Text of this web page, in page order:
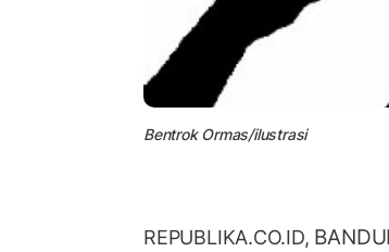
Bentrok Ormas/ilustrasi
REPUBLIKA.CO.ID,